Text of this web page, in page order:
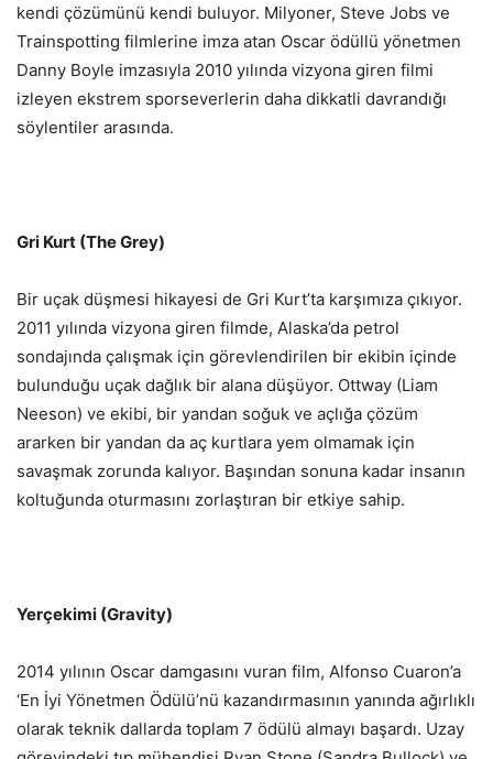
kendi çözümünü kendi buluyor. Milyoner, Steve Jobs ve
Trainspotting filmlerine imza atan Oscar ödüllü yönetmen
Danny Boyle imzasıyla 2010 yılında vizyona giren filmi
izleyen ekstrem sporseverlerin daha dikkatli davrandığı
söylentiler arasında.
Gri Kurt (The Grey)
Bir uçak düşmesi hikayesi de Gri Kurt’ta karşımıza çıkıyor.
2011 yılında vizyona giren filmde, Alaska’da petrol
sondajında çalışmak için görevlendirilen bir ekibin içinde
bulunduğu uçak dağlık bir alana düşüyor. Ottway (Liam
Neeson) ve ekibi, bir yandan soğuk ve açlığa çözüm
ararken bir yandan da aç kurtlara yem olmamak için
savaşmak zorunda kalıyor. Başından sonuna kadar insanın
koltuğunda oturmasını zorlaştıran bir etkiye sahip.
Yerçekimi (Gravity)
2014 yılının Oscar damgasını vuran film, Alfonso Cuaron’a
‘En İyi Yönetmen Ödülü’nü kazandırmasının yanında ağırlıklı
olarak teknik dallarda toplam 7 ödülü almayı başardı. Uzay